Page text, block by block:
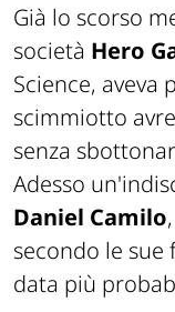
Già lo scorso
società Hero
Science, aveva
scimmiotto
senza
Adesso
Daniel Camilo
secondo le sue
data più